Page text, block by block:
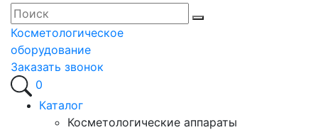
Косметологическое
оборудование
Заказать звонок
0
Каталог
Косметологические аппараты